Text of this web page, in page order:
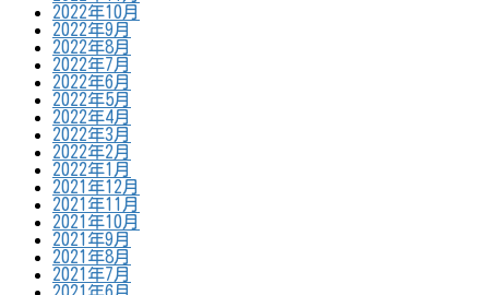
2022年10月
2022年9月
2022年8月
2022年7月
2022年6月
2022年5月
2022年4月
2022年3月
2022年2月
2022年1月
2021年12月
2021年11月
2021年10月
2021年9月
2021年8月
2021年7月
2021年6月